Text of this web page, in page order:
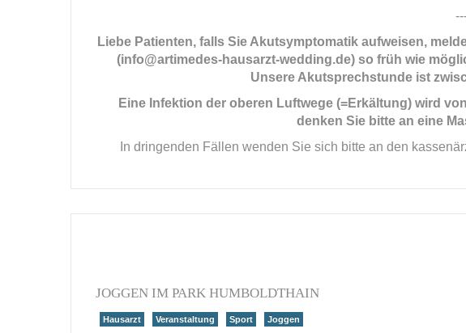
Liebe Patienten, falls Sie Akutsymptomatik aufweisen,
(info@artimedes-hausarzt-wedding.de) so früh wie
Unsere Akutsprechstunde ist
Eine Infektion der oberen Luftwege (=Erkältung) wird
denken Sie bitte an eine
In dringenden Fällen wenden Sie sich bitte an den
JOGGEN IM PARK HUMBOLDTHAIN
Hausarzt Veranstaltung Sport Joggen